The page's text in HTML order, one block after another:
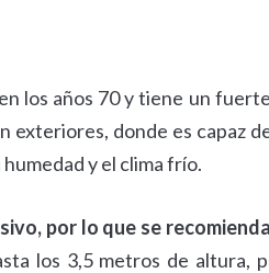
los años 70 y tiene un
exteriores, donde es capaz
y el clima frío.
por lo que se
los 3,5 metros de altura,